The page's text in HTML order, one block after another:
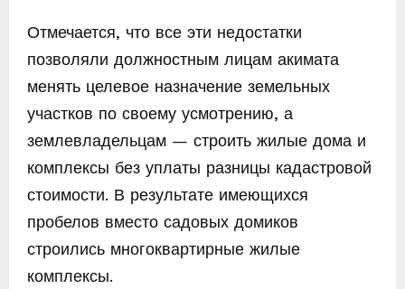
Отмечается, что все эти недостатки
позволяли должностным лицам акимата
менять целевое назначение земельных
участков по своему усмотрению, а
землевладельцам — строить жилые дома и
комплексы без уплаты разницы кадастровой
стоимости. В результате имеющихся
пробелов вместо садовых домиков
строились многоквартирные жилые
комплексы.